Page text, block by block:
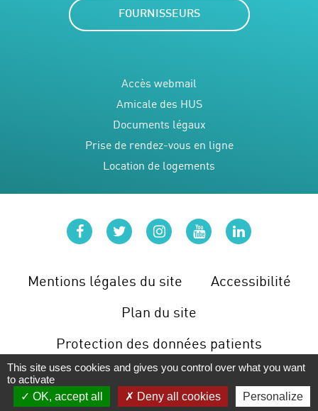
FOURNISSEURS
Accès webmail
Amicale des HUS
Documents légaux
Prise de rendez-vous en ligne
Location de logements
Mentions légales du site
Accessibilité
Plan du site
Protection des données patients
Gérer les cookies
facebooktwitterinstagram
youtubelinkedin
This site uses cookies and gives you control over what you want
to activate
OK, accept all
Deny all cookies
Personalize